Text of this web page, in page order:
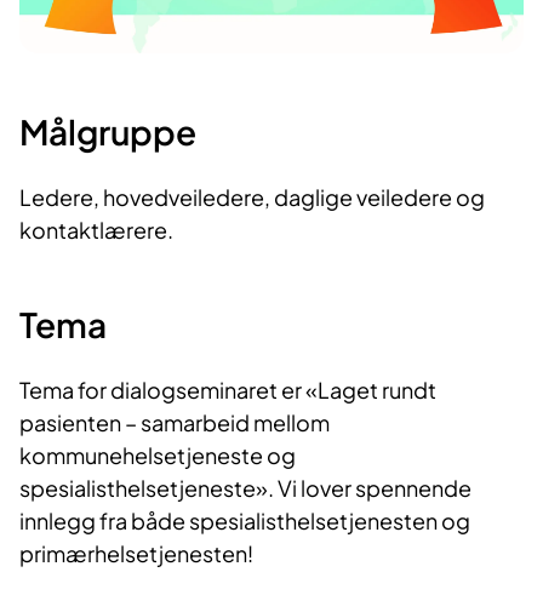
Målgruppe
Ledere, hovedveiledere, daglige veiledere og
kontaktlærere.
Tema
Tema for dialogseminaret er «Laget rundt
pasienten – samarbeid mellom
kommunehelsetjeneste og
spesialisthelsetjeneste». Vi lover spennende
innlegg fra både spesialisthelsetjenesten og
primærhelsetjenesten!